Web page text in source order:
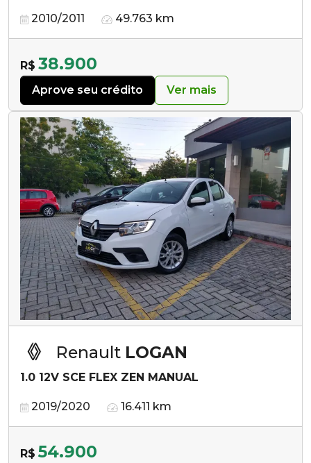
2010/2011 49.763 km
R$ 38.900
Aprove seu crédito Ver mais
Renault LOGAN
1.0 12V SCE FLEX ZEN MANUAL
2019/2020 16.411 km
R$ 54.900